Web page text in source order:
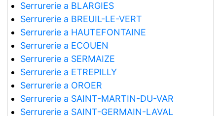
Serrurerie a BLARGIES
Serrurerie a BREUIL-LE-VERT
Serrurerie a HAUTEFONTAINE
Serrurerie a ECOUEN
Serrurerie a SERMAIZE
Serrurerie a ETREPILLY
Serrurerie a OROER
Serrurerie a SAINT-MARTIN-DU-VAR
Serrurerie a SAINT-GERMAIN-LAVAL